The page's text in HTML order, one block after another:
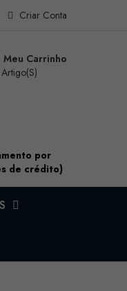
Criar Conta
Meu Carrinho
por
de crédito)